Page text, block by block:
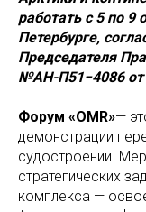
работать с 5 по 9
Петербурге,
Председателя
№АН-П51−4086 от
Форум «OMR»—
демонстрации
судостроении.
стратегических
комплекса —